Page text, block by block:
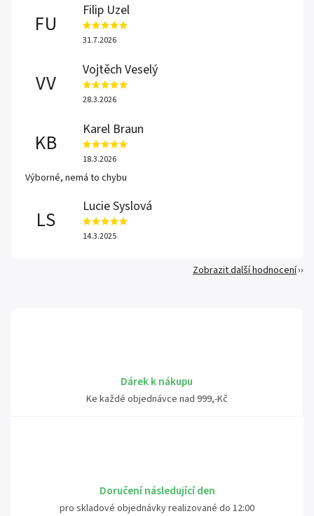
Dárek k nákupu
Ke každé objednávce nad 999,-Kč
Doručení následující den
pro skladové objednávky realizované do 12:00
FU
Filip Uzel
31.7.2026
VV
Vojtěch Veselý
28.3.2026
KB
Karel Braun
18.3.2026
Výborné, nemá to chybu
LS
Lucie Syslová
14.3.2025
Zobrazit další hodnocení